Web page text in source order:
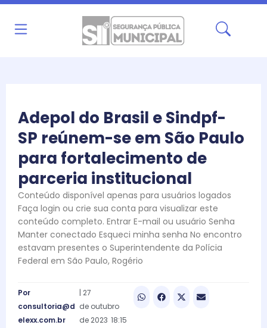
Ir
Adepol do Brasil e Sindpf-
SP reúnem-se em São Paulo
para fortalecimento de
parceria institucional
Conteúdo disponível apenas para usuários logados
Faça login ou crie sua conta para visualizar este
conteúdo completo. Entrar E-mail ou usuário Senha
Manter conectado Esqueci minha senha No encontro
estavam presentes o Superintendente da Polícia
Federal em São Paulo, Rogério
Por
consultoria@d
elexx.com.br
| 27
de outubro
de 2023 18:15